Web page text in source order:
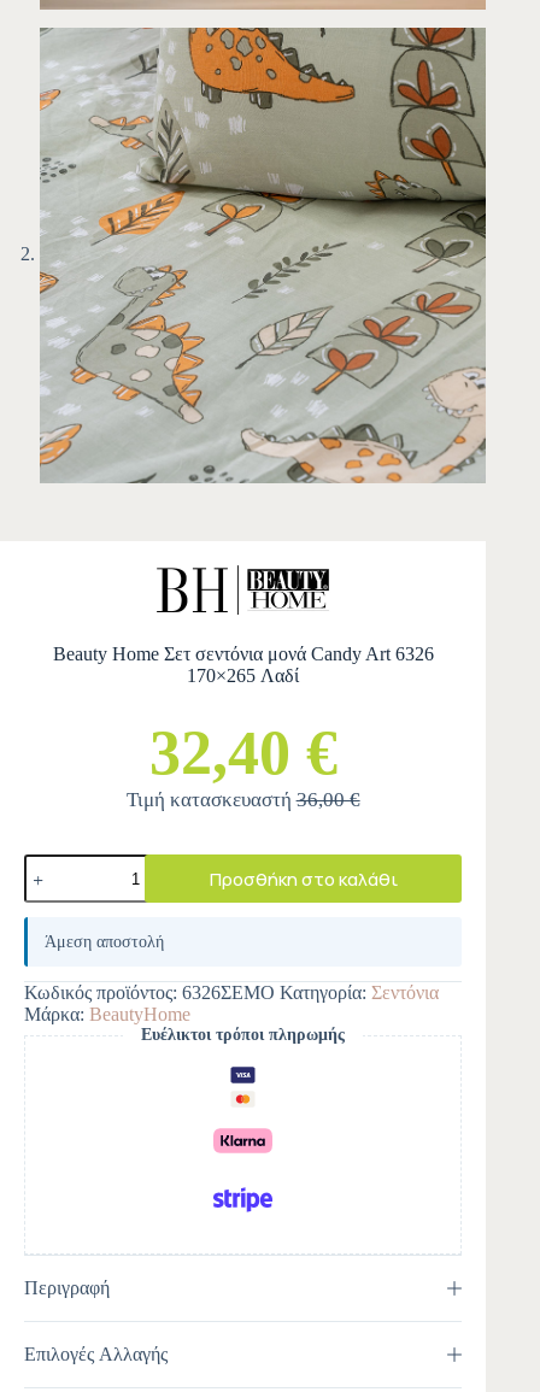
Beauty Home Σετ σεντόνια μονά Candy Art 6326
170×265 Λαδί
32,40 €
Τιμή κατασκευαστή36,00 €
Προσθήκη στο καλάθι
A
e
r
n
a
t
i
v
e
:
Άμεση αποστολή
Κωδικός προϊόντος: 6326ΣΕΜΟ Κατηγορία: Σεντόνια
Μάρκα: BeautyHome
Ευέλικτοι τρόποι πληρωμής
Περιγραφή
Επιλογές Αλλαγής